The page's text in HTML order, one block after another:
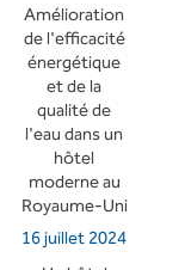
Amélioration
de l'efficacité
énergétique
et de la
qualité de
l'eau dans un
hôtel
moderne au
Royaume-Uni
16 juillet 2024